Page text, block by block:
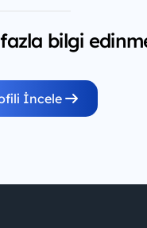
bilgi
İncele